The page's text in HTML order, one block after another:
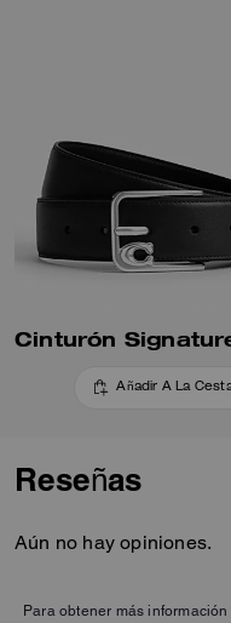
Añadir A La
Reseñas
Aún no hay opiniones.
Para obtener más